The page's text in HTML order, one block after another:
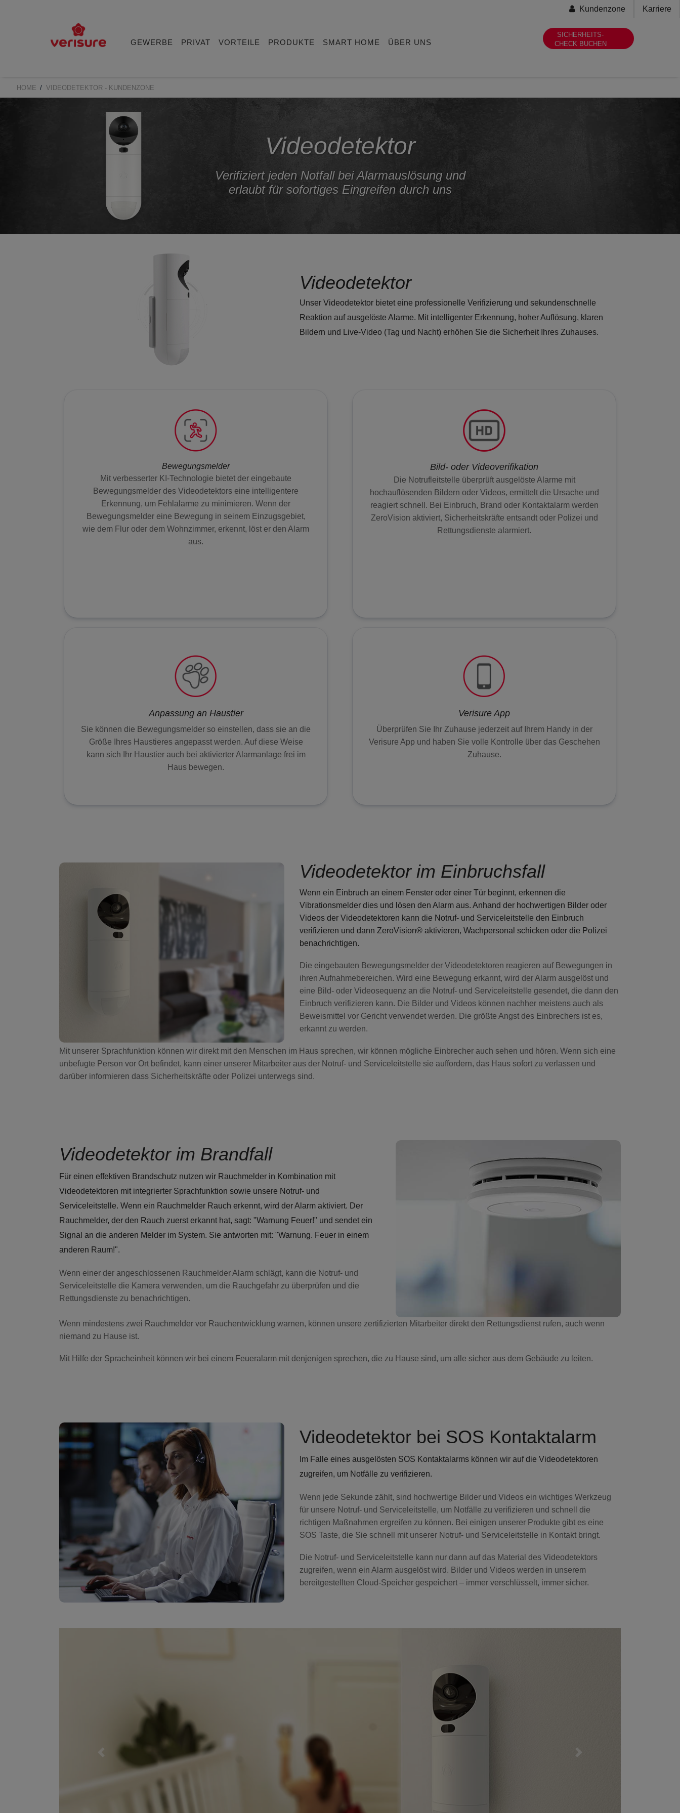
Secondary-
Kundenzone Karriere
SICHERHEITS-
CHECK BUCHEN
GEWERBE
PRIVAT VORTEILE PRODUKTE SMART HOME ÜBER UNS
BREADCRUMB
HOME VIDEODETEKTOR - KUNDENZONE
Videodetektor
Verifiziert jeden Notfall bei Alarmauslösung und
erlaubt für sofortiges Eingreifen durch uns
Videodetektor
Unser Videodetektor bietet eine professionelle Verifizierung und sekundenschnelle
Reaktion auf ausgelöste Alarme. Mit intelligenter Erkennung, hoher Auflösung, klaren
Bildern und Live-Video (Tag und Nacht) erhöhen Sie die Sicherheit Ihres Zuhauses.
Bewegungsmelder
Mit verbesserter KI-Technologie bietet der eingebaute
Bewegungsmelder des Videodetektors eine intelligentere
Erkennung, um Fehlalarme zu minimieren. Wenn der
Bewegungsmelder eine Bewegung in seinem Einzugsgebiet,
wie dem Flur oder dem Wohnzimmer, erkennt, löst er den Alarm
aus.
Bild- oder Videoverifikation
Die Notrufleitstelle überprüft ausgelöste Alarme mit
hochauflösenden Bildern oder Videos, ermittelt die Ursache und
reagiert schnell. Bei Einbruch, Brand oder Kontaktalarm werden
ZeroVision aktiviert, Sicherheitskräfte entsandt oder Polizei und
Rettungsdienste alarmiert.
Anpassung an Haustier
Sie können die Bewegungsmelder so einstellen, dass sie an die
Größe Ihres Haustieres angepasst werden. Auf diese Weise
kann sich Ihr Haustier auch bei aktivierter Alarmanlage frei im
Haus bewegen.
Verisure App
Überprüfen Sie Ihr Zuhause jederzeit auf Ihrem Handy in der
Verisure App und haben Sie volle Kontrolle über das Geschehen
Zuhause.
Videodetektor im Einbruchsfall
Wenn ein Einbruch an einem Fenster oder einer Tür beginnt, erkennen die
Vibrationsmelder dies und lösen den Alarm aus. Anhand der hochwertigen Bilder oder
Videos der Videodetektoren kann die Notruf- und Serviceleitstelle den Einbruch
verifizieren und dann ZeroVision® aktivieren, Wachpersonal schicken oder die Polizei
benachrichtigen.
Die eingebauten Bewegungsmelder der Videodetektoren reagieren auf Bewegungen in
ihren Aufnahmebereichen. Wird eine Bewegung erkannt, wird der Alarm ausgelöst und
eine Bild- oder Videosequenz an die Notruf- und Serviceleitstelle gesendet, die dann den
Einbruch verifizieren kann. Die Bilder und Videos können nachher meistens auch als
Beweismittel vor Gericht verwendet werden. Die größte Angst des Einbrechers ist es,
erkannt zu werden.
Mit unserer Sprachfunktion können wir direkt mit den Menschen im Haus sprechen, wir können mögliche Einbrecher auch sehen und hören. Wenn sich eine
unbefugte Person vor Ort befindet, kann einer unserer Mitarbeiter aus der Notruf- und Serviceleitstelle sie auffordern, das Haus sofort zu verlassen und
darüber informieren dass Sicherheitskräfte oder Polizei unterwegs sind.
Videodetektor im Brandfall
Für einen effektiven Brandschutz nutzen wir Rauchmelder in Kombination mit
Videodetektoren mit integrierter Sprachfunktion sowie unsere Notruf- und
Serviceleitstelle. Wenn ein Rauchmelder Rauch erkennt, wird der Alarm aktiviert. Der
Rauchmelder, der den Rauch zuerst erkannt hat, sagt: "Warnung Feuer!" und sendet ein
Signal an die anderen Melder im System. Sie antworten mit: "Warnung. Feuer in einem
anderen Raum!".
Wenn einer der angeschlossenen Rauchmelder Alarm schlägt, kann die Notruf- und
Serviceleitstelle die Kamera verwenden, um die Rauchgefahr zu überprüfen und die
Rettungsdienste zu benachrichtigen.
Wenn mindestens zwei Rauchmelder vor Rauchentwicklung warnen, können unsere zertifizierten Mitarbeiter direkt den Rettungsdienst rufen, auch wenn
niemand zu Hause ist.
Mit Hilfe der Spracheinheit können wir bei einem Feueralarm mit denjenigen sprechen, die zu Hause sind, um alle sicher aus dem Gebäude zu leiten.
Videodetektor bei SOS Kontaktalarm
Im Falle eines ausgelösten SOS Kontaktalarms können wir auf die Videodetektoren
zugreifen, um Notfälle zu verifizieren.
Wenn jede Sekunde zählt, sind hochwertige Bilder und Videos ein wichtiges Werkzeug
für unsere Notruf- und Serviceleitstelle, um Notfälle zu verifizieren und schnell die
richtigen Maßnahmen ergreifen zu können. Bei einigen unserer Produkte gibt es eine
SOS Taste, die Sie schnell mit unserer Notruf- und Serviceleitstelle in Kontakt bringt.
Die Notruf- und Serviceleitstelle kann nur dann auf das Material des Videodetektors
zugreifen, wenn ein Alarm ausgelöst wird. Bilder und Videos werden in unserem
bereitgestellten Cloud-Speicher gespeichert – immer verschlüsselt, immer sicher.